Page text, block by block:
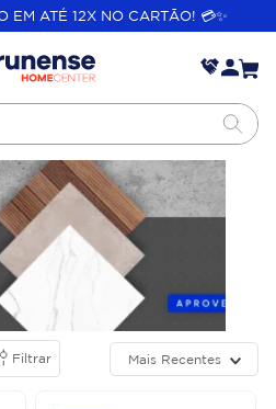
EM ATÉ 12X NO CARTÃO! 💳✨
Filtrar Mais Recentes